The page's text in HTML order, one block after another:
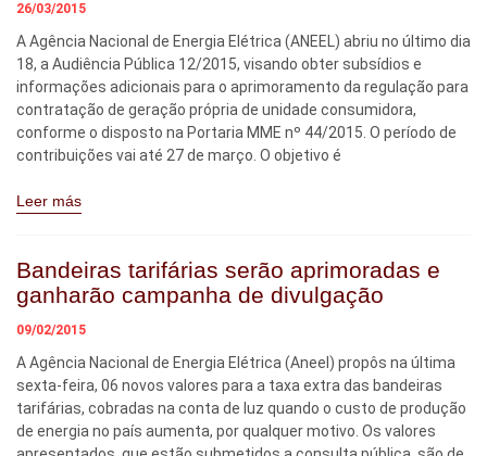
26/03/2015
A Agência Nacional de Energia Elétrica (ANEEL) abriu no último dia
18, a Audiência Pública 12/2015, visando obter subsídios e
informações adicionais para o aprimoramento da regulação para
contratação de geração própria de unidade consumidora,
conforme o disposto na Portaria MME nº 44/2015. O período de
contribuições vai até 27 de março. O objetivo é
Leer más
Bandeiras tarifárias serão aprimoradas e
ganharão campanha de divulgação
09/02/2015
A Agência Nacional de Energia Elétrica (Aneel) propôs na última
sexta-feira, 06 novos valores para a taxa extra das bandeiras
tarifárias, cobradas na conta de luz quando o custo de produção
de energia no país aumenta, por qualquer motivo. Os valores